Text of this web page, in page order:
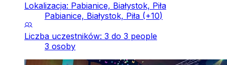
Lokalizacja: Pabianice, Białystok, Piła
Pabianice, Białystok, Piła (+10)
Liczba uczestników: 3 do 3 people
3 osoby